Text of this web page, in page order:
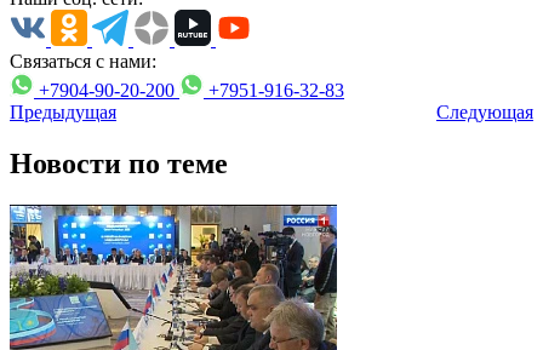
Связаться с нами:
+7904-90-20-200
+7951-916-32-83
Предыдущая
Следующая
Новости по теме